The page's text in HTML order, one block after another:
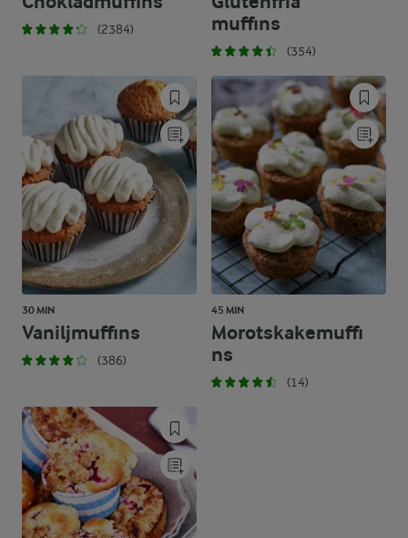
(2384)
muffins
(354)
30 MIN
Vaniljmuffins
(386)
45 MIN
Morotskakemuffi
ns
(14)